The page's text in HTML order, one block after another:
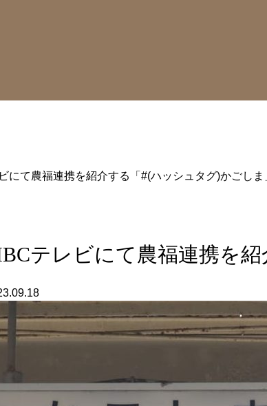
にて農福連携を紹介する「#(ハッシュタグ)かごしま
テレビにて農福連携を